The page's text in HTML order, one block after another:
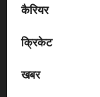
कैरियर
क्रिकेट
खबर